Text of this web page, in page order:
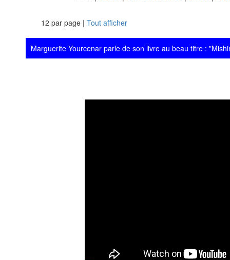
12 par page | Tout afficher
Marguerite Yourcenar parle de son livre au beau titre :